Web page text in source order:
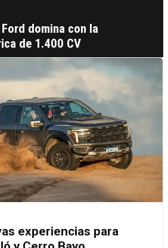
domina con la
de 1.400 CV
experiencias para